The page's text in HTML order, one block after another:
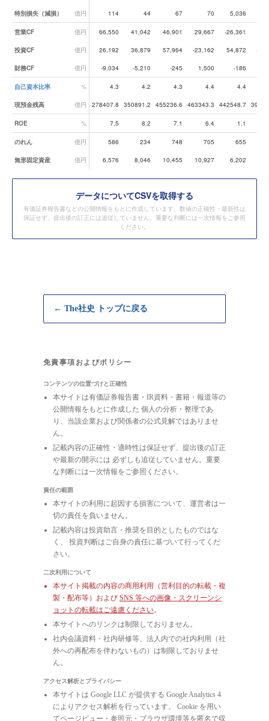
特別損失（減損） 億円 114 44 67 70 5,036
営業CF 億円 66,550 41,042 46,901 29,667 -26,361
投資CF 億円 26,192 36,879 57,964 -23,162 54,872 -
財務CF 億円 -9,034 -5,210 -245 1,500 -186
自己資本比率 % 4.3 4.2 4.3 4.4 4.4
現預金残高 億円 278407.8 350891.2 455236.6 463343.3 442548.7
ROE % 7.5 8.2 7.1 6.4 1.1
のれん 億円 586 234 748 705 655
無形固定資産 億円 6,576 8,046 10,455 10,927 6,202
データについてCSVを取得する
有価証券報告書などの公開情報をもとに作成しています。数値の正確性・最新性は
保証せず、提出後の訂正には追従していません。重要な判断には一次情報をご参照
ください。
← The社史 トップに戻る
免責事項およびポリシー
コンテンツの位置づけと正確性
本サイトは有価証券報告書・IR資料・書籍・報道等の
公開情報をもとに作成した 個人の分析・整理であ
り、当該企業および関係者の公式見解ではありませ
ん。
記載内容の正確性・適時性は保証せず、提出後の訂正
や最新の開示には 必ずしも追従していません。重要
な判断には一次情報をご参照ください。
責任の範囲
本サイトの利用に起因する損害について、運営者は一
切の責任を負いません。
記載内容は投資助言・推奨を目的としたものではな
く、 投資判断はご自身の責任に基づいて行ってくだ
さい。
二次利用について
本サイト掲載の内容の商用利用（営利目的の転載・複
製・配布等）および SNS 等への画像・スクリーンシ
ョットの転載はご遠慮ください。
本サイトへのリンクは制限しておりません。
社内会議資料・社内研修等、法人内での社内利用（社
外への再配布を伴わないもの）は制限しておりませ
ん。
アクセス解析とプライバシー
本サイトは Google LLC が提供する Google Analytics 4
によりアクセス解析を行っています。 Cookie を用い
てページビュー・参照元・ブラウザ環境等を匿名で収